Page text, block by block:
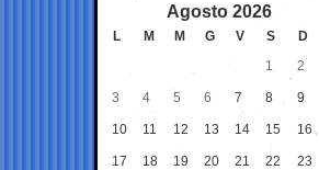
Agosto 2026
L M M G V S
D
1
2
3 4 5 6 7 8 9
10 11 12 13 14 15 16
17 18 19 20 21 22 23